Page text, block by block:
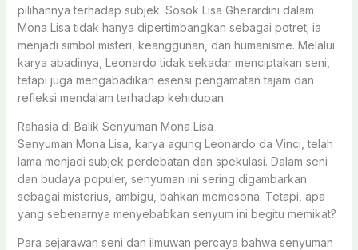
pilihannya terhadap subjek. Sosok Lisa Gherardini dalam
Mona Lisa tidak hanya dipertimbangkan sebagai potret; ia
menjadi simbol misteri, keanggunan, dan humanisme. Melalui
karya abadinya, Leonardo tidak sekadar menciptakan seni,
tetapi juga mengabadikan esensi pengamatan tajam dan
refleksi mendalam terhadap kehidupan.
Rahasia di Balik Senyuman Mona Lisa
Senyuman Mona Lisa, karya agung Leonardo da Vinci, telah
lama menjadi subjek perdebatan dan spekulasi. Dalam seni
dan budaya populer, senyuman ini sering digambarkan
sebagai misterius, ambigu, bahkan memesona. Tetapi, apa
yang sebenarnya menyebabkan senyum ini begitu memikat?
Para sejarawan seni dan ilmuwan percaya bahwa senyuman